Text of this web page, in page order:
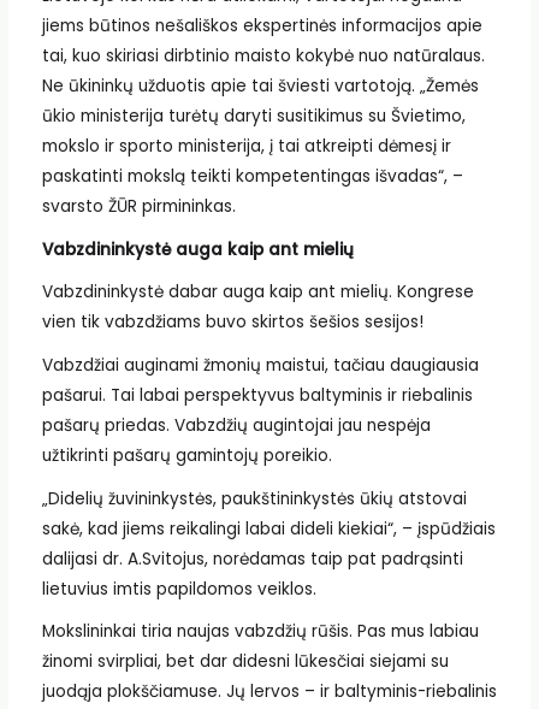
jiems būtinos nešališkos ekspertinės informacijos apie
tai, kuo skiriasi dirbtinio maisto kokybė nuo natūralaus.
Ne ūkininkų užduotis apie tai šviesti vartotoją. „Žemės
ūkio ministerija turėtų daryti susitikimus su Švietimo,
mokslo ir sporto ministerija, į tai atkreipti dėmesį ir
paskatinti mokslą teikti kompetentingas išvadas“, –
svarsto ŽŪR pirmininkas.
Vabzdininkystė auga kaip ant mielių
Vabzdininkystė dabar auga kaip ant mielių. Kongrese
vien tik vabzdžiams buvo skirtos šešios sesijos!
Vabzdžiai auginami žmonių maistui, tačiau daugiausia
pašarui. Tai labai perspektyvus baltyminis ir riebalinis
pašarų priedas. Vabzdžių augintojai jau nespėja
užtikrinti pašarų gamintojų poreikio.
„Didelių žuvininkystės, paukštininkystės ūkių atstovai
sakė, kad jiems reikalingi labai dideli kiekiai“, – įspūdžiais
dalijasi dr. A.Svitojus, norėdamas taip pat padrąsinti
lietuvius imtis papildomos veiklos.
Mokslininkai tiria naujas vabzdžių rūšis. Pas mus labiau
žinomi svirpliai, bet dar didesni lūkesčiai siejami su
juodąja plokščiamuse. Jų lervos – ir baltyminis-riebalinis